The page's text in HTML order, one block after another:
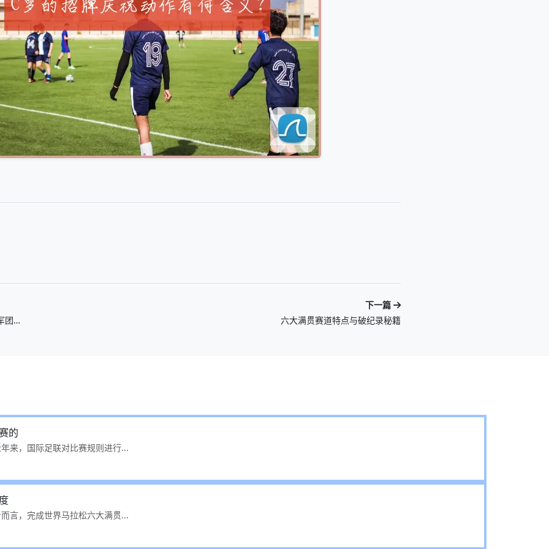
团…
下一篇
六大满贯赛道特点与破纪录秘籍
的
来，国际足联对比赛规则进行...
言，完成世界马拉松六大满贯...